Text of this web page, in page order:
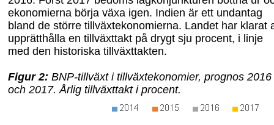
ekonomierna börja växa igen. Indien är ett undantag
bland de större tillväxtekonomierna. Landet har klarat
upprätthålla en tillväxttakt på drygt sju procent, i linje
med den historiska tillväxttakten.
Figur2: BNP-tillväxt i tillväxtekonomier, prognos 2016
och 2017. Årlig tillväxttakt i procent.